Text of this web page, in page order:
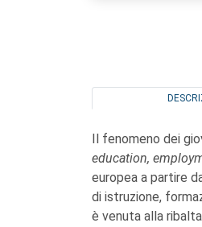
Il fenomeno dei
education,
europea a partire
di istruzione,
è venuta alla